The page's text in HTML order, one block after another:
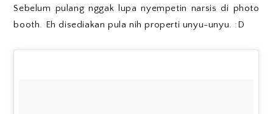
Sebelum pulang nggak lupa nyempetin narsis di photo
booth. Eh disediakan pula nih properti unyu-unyu. :D